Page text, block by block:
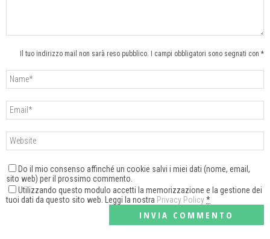
Il tuo indirizzo mail non sarà reso pubblico. I campi obbligatori sono segnati con *
Do il mio consenso affinché un cookie salvi i miei dati (nome, email,
sito web) per il prossimo commento.
Utilizzando questo modulo accetti la memorizzazione e la gestione dei
tuoi dati da questo sito web. Leggi la nostra Privacy Policy*